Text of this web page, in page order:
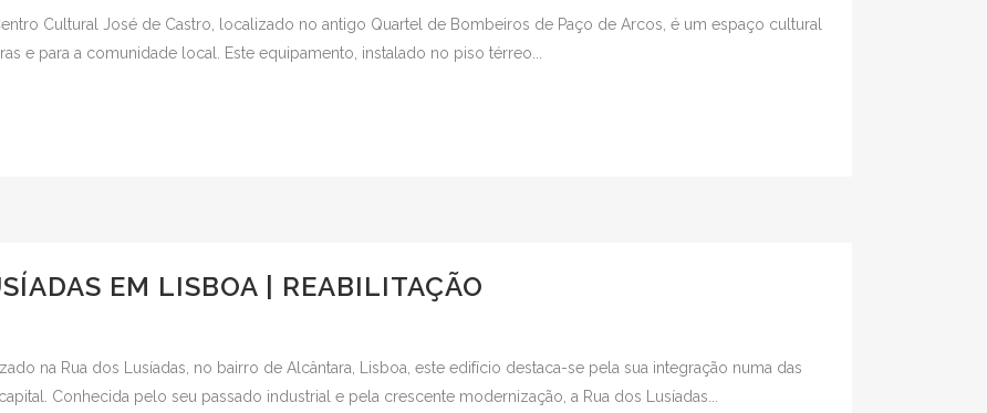
Cultural José de Castro, localizado no antigo Quartel de Bombeiros de Paço de Arcos, é um espaço cultural
e para a comunidade local. Este equipamento, instalado no piso térreo...
EM LISBOA | REABILITAÇÃO
na Rua dos Lusíadas, no bairro de Alcântara, Lisboa, este edifício destaca-se pela sua integração numa das
Conhecida pelo seu passado industrial e pela crescente modernização, a Rua dos Lusíadas...